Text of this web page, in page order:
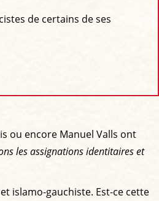
de certains de ses
ou encore Manuel Valls ont
les assignations identitaires et
et islamo-gauchiste. Est-ce cette